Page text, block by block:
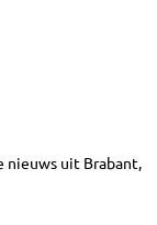
nieuws uit Brabant,